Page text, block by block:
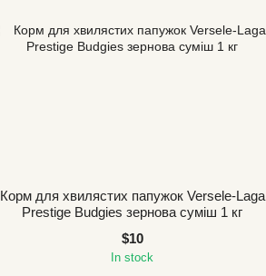
Корм для хвилястих папужок Versele-Laga
Prestige Вudgies зернова суміш 1 кг
$10
In stock